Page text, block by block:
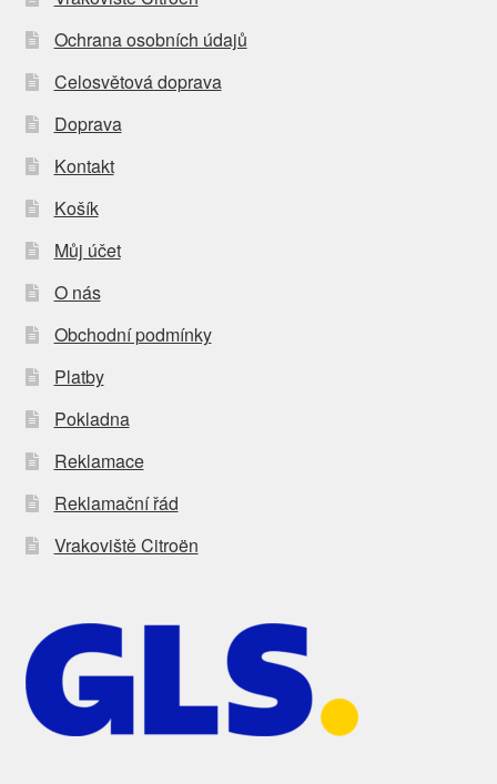
Ochrana osobních údajů
Celosvětová doprava
Doprava
Kontakt
Košík
Můj účet
O nás
Obchodní podmínky
Platby
Pokladna
Reklamace
Reklamační řád
Vrakoviště Citroën